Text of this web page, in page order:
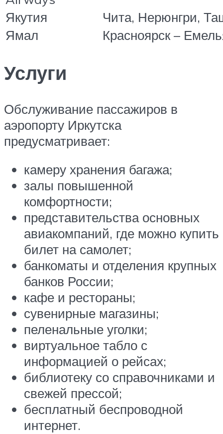
Якутия
Чита, Нерюнгри,
Ямал
Красноярск –
Услуги
Обслуживание пассажиров в
аэропорту Иркутска
предусматривает:
камеру хранения багажа;
залы повышенной
комфортности;
представительства основных
авиакомпаний, где можно купить
билет на самолет;
банкоматы и отделения крупных
банков России;
кафе и рестораны;
сувенирные магазины;
пеленальные уголки;
виртуальное табло с
информацией о рейсах;
библиотеку со справочниками и
свежей прессой;
бесплатный беспроводной
интернет.